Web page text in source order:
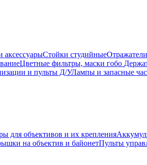
Стойки студийные
Цветные фильтры, маски гобо
и пульты Д/УЛампы и запасные
для объективов и их крепления
на объектив и байонетПульты